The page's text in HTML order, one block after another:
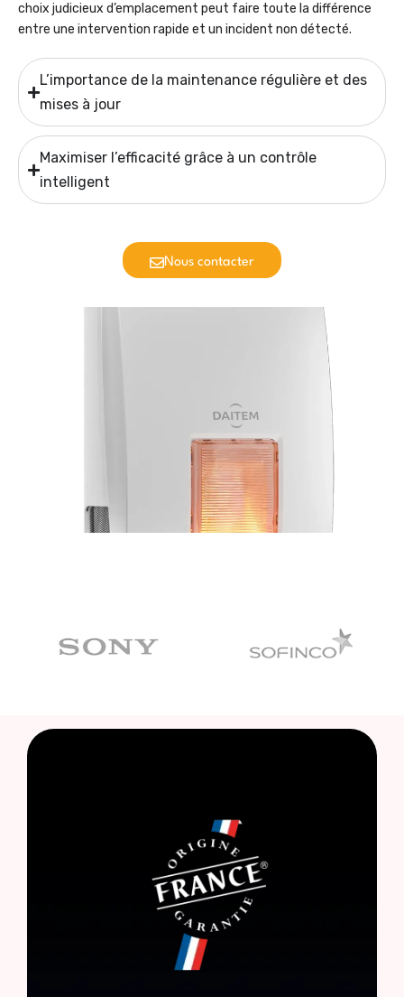
choix judicieux d’emplacement peut faire toute la différence
entre une intervention rapide et un incident non détecté.
L’importance de la maintenance régulière et des
mises à jour
Maximiser l’efficacité grâce à un contrôle
intelligent
Nous contacter